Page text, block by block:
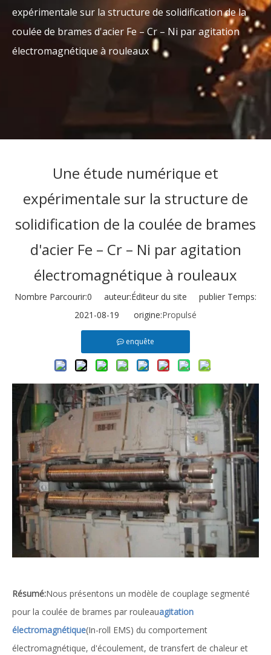
expérimentale sur la structure de solidification de la
coulée de brames d'acier Fe – Cr – Ni par agitation
électromagnétique à rouleaux
Une étude numérique et
expérimentale sur la structure de
solidification de la coulée de brames
d'acier Fe – Cr – Ni par agitation
électromagnétique à rouleaux
Nombre Parcourir:0 auteur:Éditeur du site publier Temps:
2021-08-19 origine:Propulsé
enquête
Résumé:Nous présentons un modèle de couplage segmenté
pour la coulée de brames par rouleauagitation
électromagnétique(In-roll EMS) du comportement
électromagnétique, d'écoulement, de transfert de chaleur et